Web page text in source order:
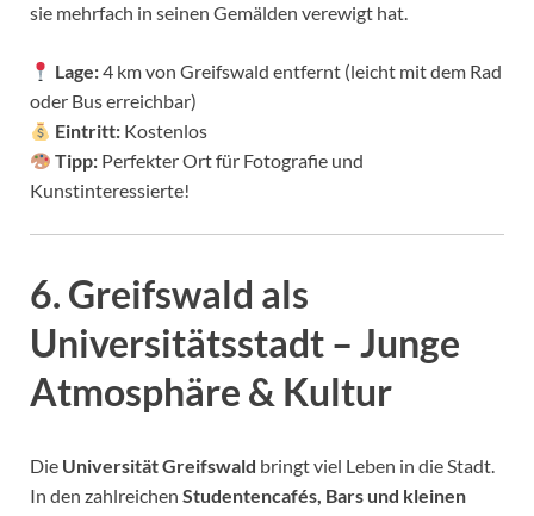
sie mehrfach in seinen Gemälden verewigt hat.
Lage:4 km von Greifswald entfernt (leicht mit dem Rad
oder Bus erreichbar)
Eintritt: Kostenlos
Tipp: Perfekter Ort für Fotografie und
Kunstinteressierte!
6. Greifswald als
Universitätsstadt – Junge
Atmosphäre & Kultur
Die Universität Greifswald bringt viel Leben in die Stadt.
In den zahlreichen Studentencafés, Bars und kleinen